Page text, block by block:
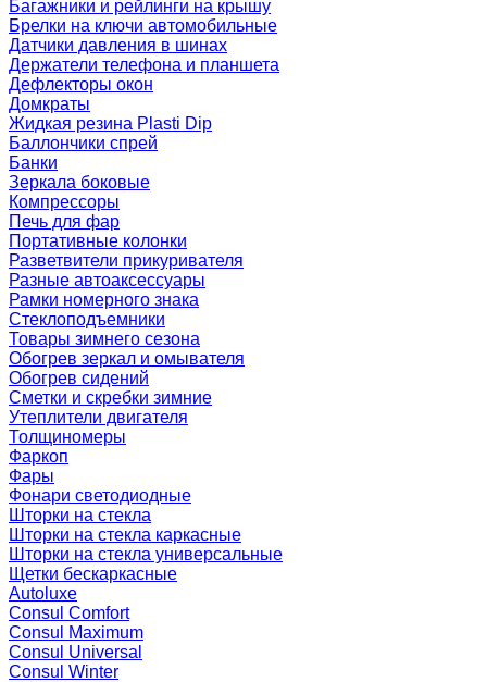
Багажники и рейлинги на крышу
Брелки на ключи автомобильные
Датчики давления в шинах
Держатели телефона и планшета
Дефлекторы окон
Домкраты
Жидкая резина Plasti Dip
Баллончики спрей
Банки
Зеркала боковые
Компрессоры
Печь для фар
Портативные колонки
Разветвители прикуривателя
Разные автоаксессуары
Рамки номерного знака
Стеклоподъемники
Товары зимнего сезона
Обогрев зеркал и омывателя
Обогрев сидений
Сметки и скребки зимние
Утеплители двигателя
Толщиномеры
Фаркоп
Фары
Фонари светодиодные
Шторки на стекла
Шторки на стекла каркасные
Шторки на стекла универсальные
Щетки бескаркасные
Autoluxe
Consul Comfort
Consul Maximum
Consul Universal
Consul Winter